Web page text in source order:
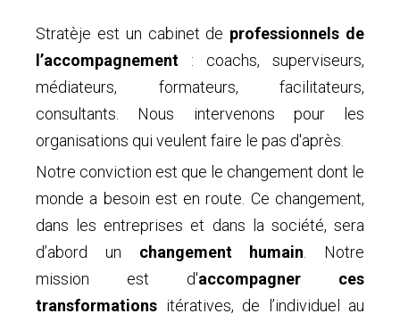
Stratèje est un cabinet de professionnels de
l’accompagnement : coachs, superviseurs,
médiateurs, formateurs, facilitateurs,
consultants. Nous intervenons pour les
organisations qui veulent faire le pas d'après.
Notre conviction est que le changement dont le
monde a besoin est en route. Ce changement,
dans les entreprises et dans la société, sera
d’abord un changement humain. Notre
mission est d'accompagner ces
transformations itératives, de l’individuel au